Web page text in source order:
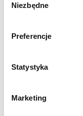
zgody
Niezbędne
Preferencje
Statystyka
Marketing